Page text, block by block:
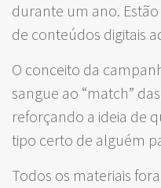
durante um ano.
de conteúdos digitais
O conceito da
sangue ao “match”
reforçando a ideia de
tipo certo de alguém
Todos os materiais